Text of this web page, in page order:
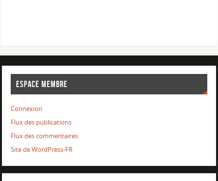
ESPACE MEMBRE
Connexion
Flux des publications
Flux des commentaires
Site de WordPress-FR